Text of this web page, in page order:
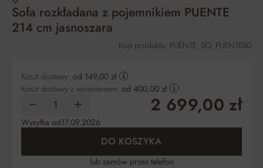
Sofa rozkładana z pojemnikiem PUENTE
214 cm jasnoszara
Kod produktu: PUENTE_SO_PUENTE80
Koszt dostawy: od 149,00 zł
Koszt dostawy z wniesieniem: od 400,00 zł
2 699,00 zł
Wysyłka od17.09.2026
DO KOSZYKA
lub zamów przez telefon